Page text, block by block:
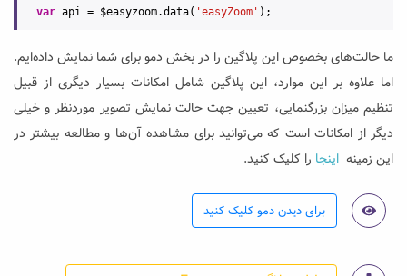
var api = $easyzoom.data( 'easyZoom'
ما حالت‌های بخصوص این پلاگین را در بخش دمو برای شما نمایش داده‌ایم.
اما علاوه بر این موارد، این پلاگین شامل امکانات بسیار دیگری از قبیل
تنظیم میزان بزرگنمایی، تعیین جهت حالت نمایش تصویر موردنظر و خیلی
دیگر از امکانات است که می‌توانید برای مشاهده آن‌ها و مطالعه بیشتر در
این زمینه اینجا را کلیک کنید.
برای دیدن دمو کلیک کنید